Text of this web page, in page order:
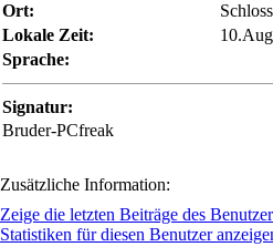
Ort:
Lokale Zeit:
Sprache:
Signatur:
Bruder-PCfreak
Zusätzliche Information:
Zeige die letzten Beiträge des
Statistiken für diesen Benutzer